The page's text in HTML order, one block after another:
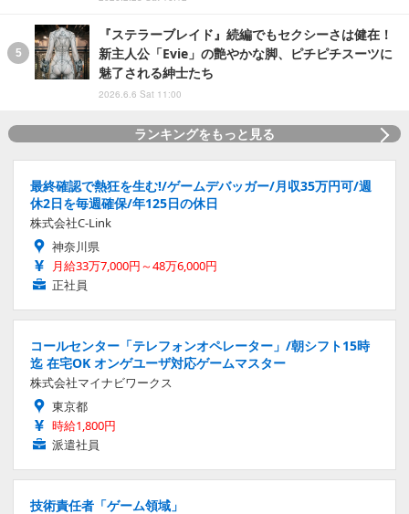
『ステラーブレイド』続編でもセクシーさは健在！
新主人公「Evie」の艶やかな脚、ピチピチスーツに
魅了される紳士たち
2026.6.6 Sat 11:00
ランキングをもっと見る
最終確認で熱狂を生む!/ゲームデバッガー/月収35万円可/週
休2日を毎週確保/年125日の休日
株式会社C-Link
神奈川県
月給33万7,000円～48万6,000円
正社員
コールセンター「テレフォンオペレーター」/朝シフト15時
迄 在宅OK オンゲユーザ対応ゲームマスター
株式会社マイナビワークス
東京都
時給1,800円
派遣社員
技術責任者「ゲーム領域」